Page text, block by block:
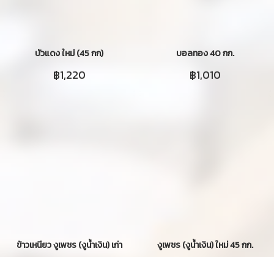
บัวแดง ใหม่ (45 กก)
฿1,220
บอลทอง 40 กก.
฿1,010
ข้าวเหนียว งูเพชร (งูน้ำเงิน) เก่า งูเพชร (งูน้ำเงิน) ใหม่ 45 กก.